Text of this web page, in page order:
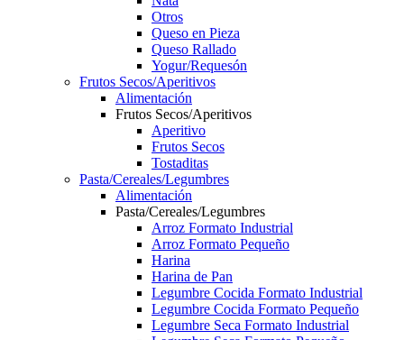
Otros
Queso en Pieza
Queso Rallado
Yogur/Requesón
Frutos Secos/Aperitivos
Alimentación
Frutos Secos/Aperitivos
Aperitivo
Frutos Secos
Tostaditas
Pasta/Cereales/Legumbres
Alimentación
Pasta/Cereales/Legumbres
Arroz Formato Industrial
Arroz Formato Pequeño
Harina
Harina de Pan
Legumbre Cocida Formato Industrial
Legumbre Cocida Formato Pequeño
Legumbre Seca Formato Industrial